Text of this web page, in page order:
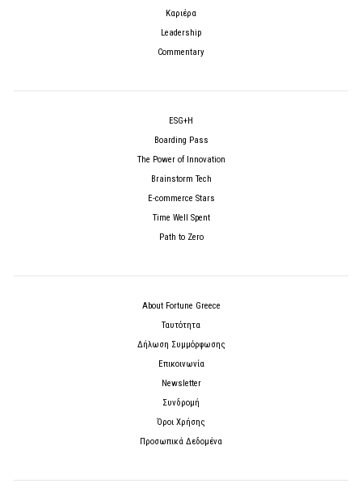
Καριέρα
Leadership
Commentary
ESG+H
Boarding Pass
The Power of Innovation
Brainstorm Tech
E-commerce Stars
Time Well Spent
Path to Zero
About Fortune Greece
Ταυτότητα
Δήλωση Συμμόρφωσης
Επικοινωνία
Newsletter
Συνδρομή
Όροι Χρήσης
Προσωπικά Δεδομένα